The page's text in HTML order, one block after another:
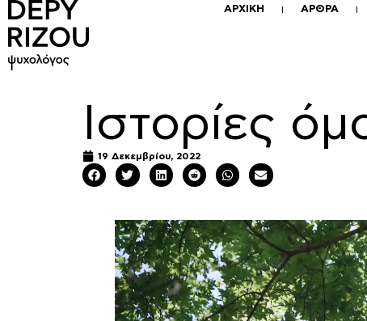
ΑΡΧΙΚΗ ΑΡΘΡΑ
Ιστορίες
19 Δεκεμβρίου, 2022